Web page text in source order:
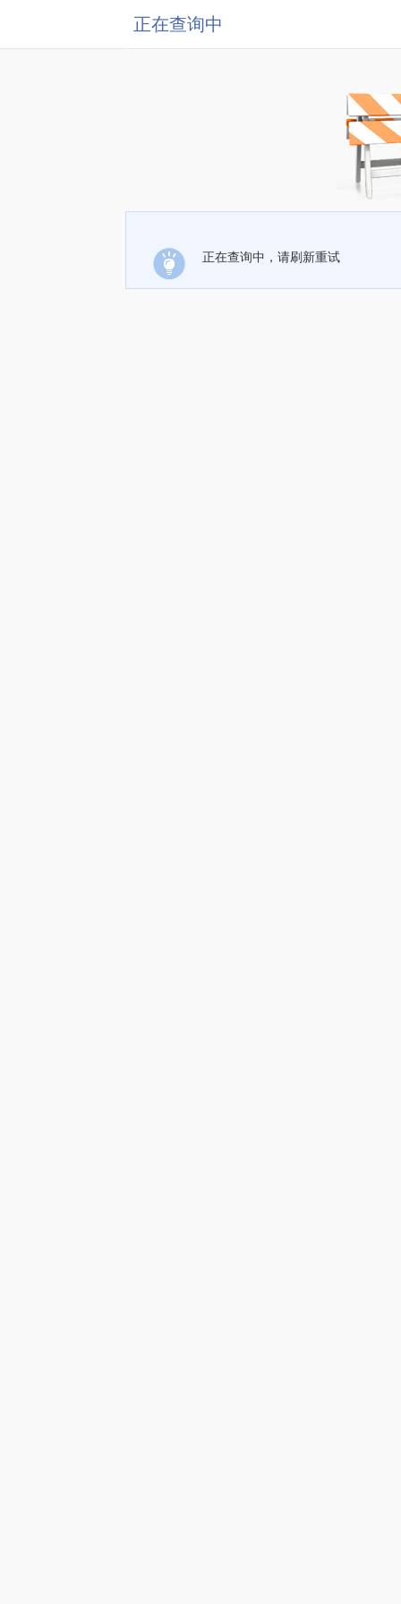
正在查询中
正在查询中，请刷新重试